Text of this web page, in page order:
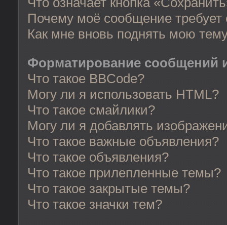
Почему моё сообщение требует
Как мне вновь поднять мою
Форматирование сообщений
Что такое BBCode?
Могу ли я использовать HTML?
Что такое смайлики?
Могу ли я добавлять
Что такое важные объявления?
Что такое объявления?
Что такое прилепленные темы?
Что такое закрытые темы?
Что такое значки тем?